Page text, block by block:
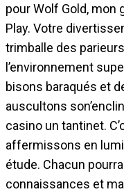
pour Wolf Gold, mon
Play. Votre
trimballe des
l’environnement
bisons baraqués et
auscultons
casino un tantinet.
affermissons en
étude. Chacun
connaissances et